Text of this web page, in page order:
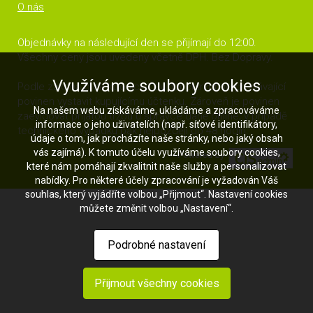
O nás
Objednávky na následující den se přijímají do 12:00.
Všechny ceny jsou uvedeny včetně DPH. Bez Dopravy.
Podle zákona o elektronické evidenci tržeb je prodávající
povinen vystavit kupujícímu účtenku. Zároveň je povinen
zaevidovat přijatou tržbu u správce daně online; v případě
technického výpadku pak nejpozději do 48 hodin.
Využíváme soubory cookies
Na našem webu získáváme, ukládáme a zpracováváme
informace o jeho uživatelích (např. síťové identifikátory,
údaje o tom, jak procházíte naše stránky, nebo jaký obsah
vás zajímá). K tomuto účelu využíváme soubory cookies,
které nám pomáhají zkvalitnit naše služby a personalizovat
nabídky. Pro některé účely zpracování je vyžadován Váš
souhlas, který vyjádříte volbou „Přijmout“. Nastavení cookies
můžete změnit volbou „Nastavení“.
Podrobné nastavení
Přijmout všechny cookies